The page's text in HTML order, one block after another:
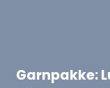
Garnpakke: